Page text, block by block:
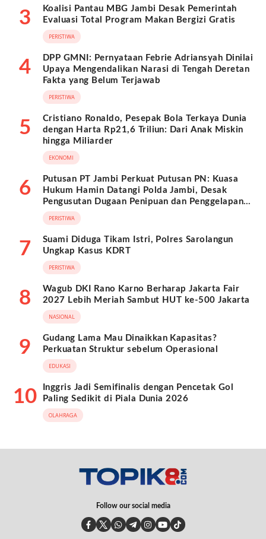
3
Koalisi Pantau MBG Jambi Desak Pemerintah
Evaluasi Total Program Makan Bergizi Gratis
PERISTIWA
4
DPP GMNI: Pernyataan Febrie Adriansyah Dinilai
Upaya Mengendalikan Narasi di Tengah Deretan
Fakta yang Belum Terjawab
PERISTIWA
5
Cristiano Ronaldo, Pesepak Bola Terkaya Dunia
dengan Harta Rp21,6 Triliun: Dari Anak Miskin
hingga Miliarder
EKONOMI
6
Putusan PT Jambi Perkuat Putusan PN: Kuasa
Hukum Hamin Datangi Polda Jambi, Desak
Pengusutan Dugaan Penipuan dan Penggelapan
BPKB
PERISTIWA
7
Suami Diduga Tikam Istri, Polres Sarolangun
Ungkap Kasus KDRT
PERISTIWA
8
Wagub DKI Rano Karno Berharap Jakarta Fair
2027 Lebih Meriah Sambut HUT ke-500 Jakarta
NASIONAL
9
Gudang Lama Mau Dinaikkan Kapasitas?
Perkuatan Struktur sebelum Operasional
EDUKASI
10
Inggris Jadi Semifinalis dengan Pencetak Gol
Paling Sedikit di Piala Dunia 2026
OLAHRAGA
Follow our social media